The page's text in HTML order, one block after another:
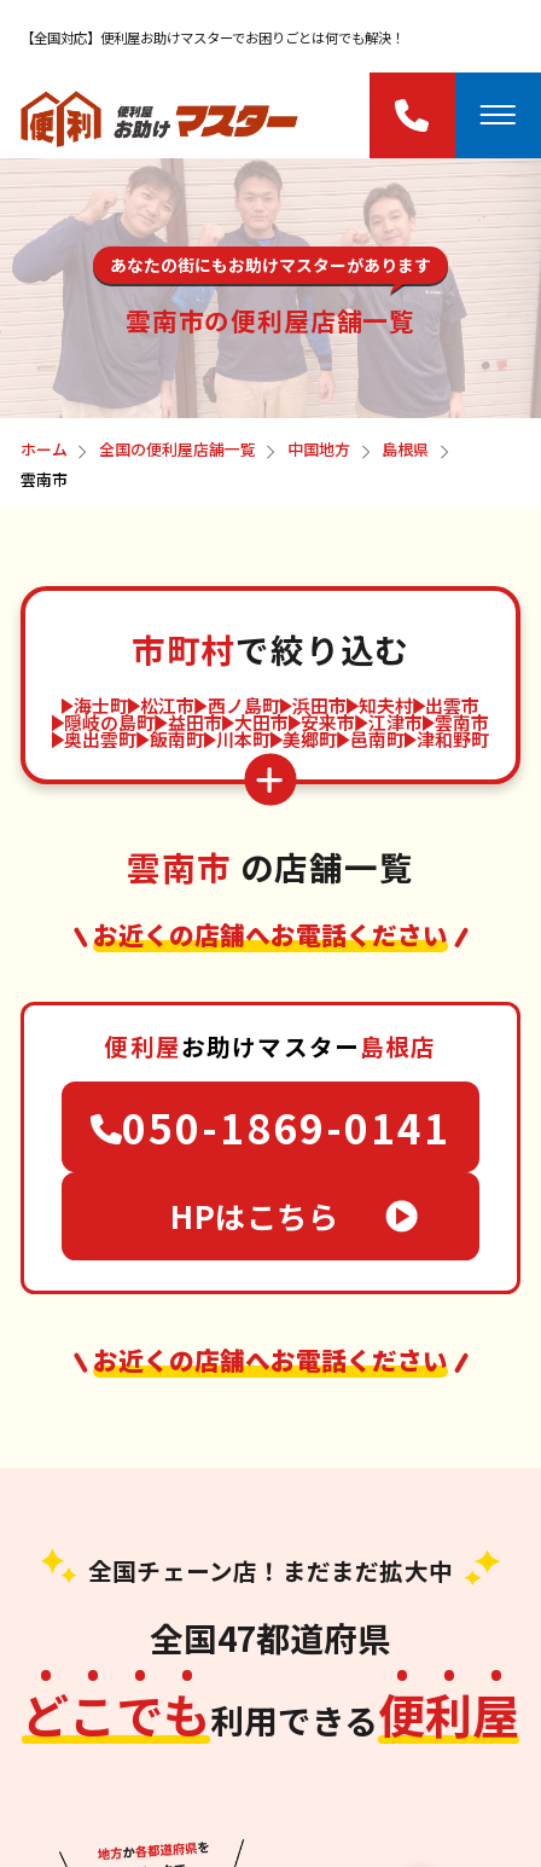
【全国対応】便利屋お助けマスターでお困りごとは何でも解決！
あなたの街にもお助けマスターがあります
雲南市の便利屋店舗一覧
ホーム 全国の便利屋店舗一覧 中国地方
島根県
雲南市
市町村で絞り込む
海士町 松江市 西ノ島町 浜田市 知夫村 出雲市
隠岐の島町 益田市 大田市 安来市 江津市 雲南市
奥出雲町 飯南町 川本町 美郷町 邑南町 津和野町
雲南市 の店舗一覧
お近くの店舗へお電話ください
便利屋お助けマスター島根店
050-1869-0141
HPはこちら
お近くの店舗へお電話ください
全国チェーン店！まだまだ拡大中
全国47都道府県
どこでも利用できる便利屋